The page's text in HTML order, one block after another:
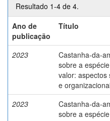
Resultado 1-4 de 4.
Ano de
publicação
Título
2023
Castanha-da-
sobre a
valor: aspectos
e
2023
Castanha-da-
sobre a